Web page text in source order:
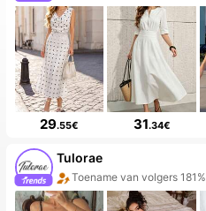
29.55€ 31.34€
Tulorae
Toename van volgers 181%